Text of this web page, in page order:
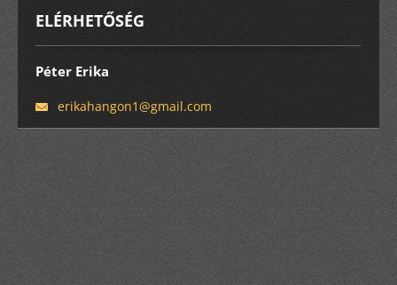
ELÉRHETŐSÉG
Péter Erika
erikahangon1@gmail.com